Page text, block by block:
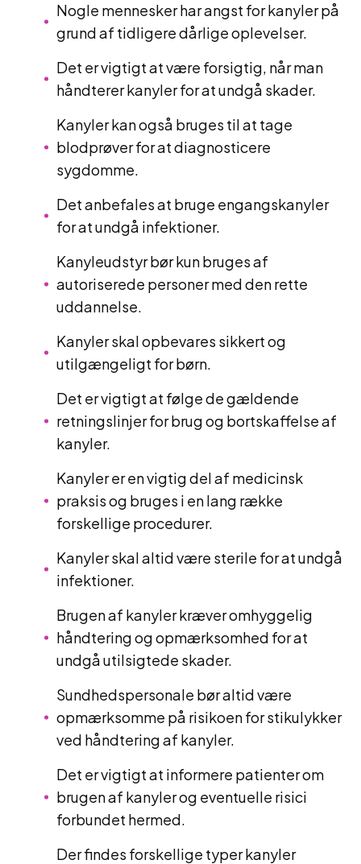
Nogle mennesker har angst for kanyler på
grund af tidligere dårlige oplevelser.
Det er vigtigt at være forsigtig, når man
håndterer kanyler for at undgå skader.
Kanyler kan også bruges til at tage
blodprøver for at diagnosticere
sygdomme.
Det anbefales at bruge engangskanyler
for at undgå infektioner.
Kanyleudstyr bør kun bruges af
autoriserede personer med den rette
uddannelse.
Kanyler skal opbevares sikkert og
utilgængeligt for børn.
Det er vigtigt at følge de gældende
retningslinjer for brug og bortskaffelse af
kanyler.
Kanyler er en vigtig del af medicinsk
praksis og bruges i en lang række
forskellige procedurer.
Kanyler skal altid være sterile for at undgå
infektioner.
Brugen af kanyler kræver omhyggelig
håndtering og opmærksomhed for at
undgå utilsigtede skader.
Sundhedspersonale bør altid være
opmærksomme på risikoen for stikulykker
ved håndtering af kanyler.
Det er vigtigt at informere patienter om
brugen af kanyler og eventuelle risici
forbundet hermed.
Der findes forskellige typer kanyler